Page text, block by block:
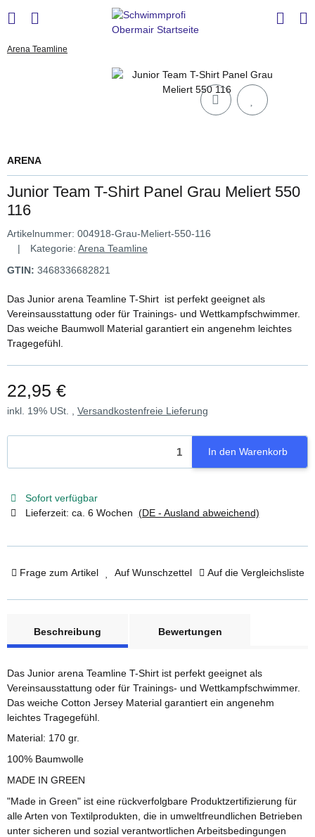
Arena Teamline
ARENA
Junior Team T-Shirt Panel Grau Meliert 550
116
Artikelnummer: 004918-Grau-Meliert-550-116
Kategorie: Arena Teamline
GTIN: 3468336682821
Das Junior arena Teamline T-Shirt ist perfekt geeignet als
Vereinsausstattung oder für Trainings- und Wettkampfschwimmer.
Das weiche Baumwoll Material garantiert ein angenehm leichtes
Tragegefühl.
22,95 €
inkl. 19% USt. , Versandkostenfreie Lieferung
In den Warenkorb
Sofort verfügbar
Lieferzeit: ca. 6 Wochen (DE - Ausland abweichend)
Frage zum Artikel Auf Wunschzettel Auf die Vergleichsliste
Beschreibung
Bewertungen
Das Junior arena Teamline T-Shirt ist perfekt geeignet als
Vereinsausstattung oder für Trainings- und Wettkampfschwimmer.
Das weiche Cotton Jersey Material garantiert ein angenehm
leichtes Tragegefühl.
Material: 170 gr.
100% Baumwolle
MADE IN GREEN
"Made in Green" ist eine rückverfolgbare Produktzertifizierung für
alle Arten von Textilprodukten, die in umweltfreundlichen Betrieben
unter sicheren und sozial verantwortlichen Arbeitsbedingungen